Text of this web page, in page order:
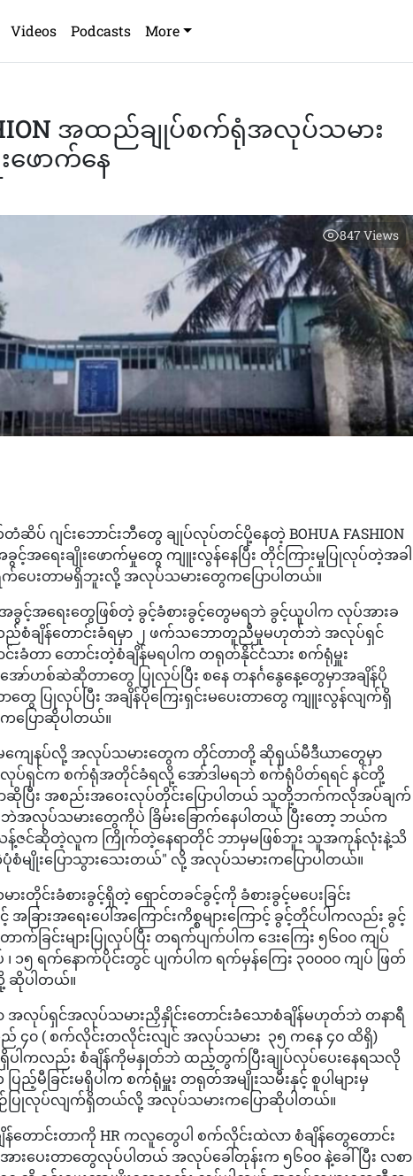
Videos Podcasts More
အထည်ချုပ်စက်ရုံအလုပ်သမား
ဖောက်နေ
847Views
ဆိပ် ဂျင်းဘောင်းဘီတွေ ချုပ်လုပ်တင်ပို့နေတဲ့ BOHUA FASHION
ခွင့်အရေးချိုးဖောက်မှုတွေ ကျူးလွန်နေပြီး တိုင်ကြားမှုပြုလုပ်တဲ့အခါ
က်ပေးတာမရှိဘူးလို့ အလုပ်သမားတွေကပြောပါတယ်။
အခွင့်အရေးတွေဖြစ်တဲ့ ခွင့်ခံစားခွင့်တွေမရဘဲ ခွင့်ယူပါက လုပ်အားခ
ည်စံချိန်တောင်းခံရမှာ ၂ ဖက်သဘောတူညီမှုမဟုတ်ဘဲ အလုပ်ရှင်
ာ တောင်းတဲ့စံချိန်မရပါက တရုတ်နိုင်ငံသား စက်ရုံမှူး
အော်ဟစ်ဆဲဆိုတာတွေ ပြုလုပ်ပြီး စနေ တနင်္ဂနွေနေ့တွေမှာအချိန်ပို
ေ ပြုလုပ်ပြီး အချိန်ပိုကြေးရှင်းမပေးတာတွေ ကျူးလွန်လျက်ရှိ
ြောဆိုပါတယ်။
မကျေနပ်လို့ အလုပ်သမားတွေက တိုင်တာတို့ ဆိုရှယ်မီဒီယာတွေမှာ
အလုပ်ရှင်က စက်ရုံအတိုင်ခံရလို့ အော်ဒါမရဘဲ စက်ရုံပိတ်ရရင် နင်တို့
ဆိုပြီး အစည်းအဝေးလုပ်တိုင်းပြောပါတယ် သူတို့ဘက်ကလိုအပ်ချက်
ဘဲအလုပ်သမားတွေကိုပဲ ခြိမ်းခြောက်နေပါတယ် ပြီးတော့ ဘယ်က
န့်ဇင်ဆိုတဲ့လူက ကြိုက်တဲ့နေရာတိုင် ဘာမှမဖြစ်ဘူး သူအကုန်လုံးနဲ့သိ
ျိုးပြောသွားသေးတယ်" လို့ အလုပ်သမားကပြောပါတယ်။
တိုင်းခံစားခွင့်ရှိတဲ့ ရှောင်တခင်ခွင့်ကို ခံစားခွင့်မပေးခြင်း
အခြားအရေးပေါ်အကြောင်းကိစ္စများကြောင့် ခွင့်တိုင်ပါကလည်း ခွင့်
ောက်ခြင်းများပြုလုပ်ပြီး တရက်ပျက်ပါက ဒေးကြေး ၅၆၀၀ ကျပ်
၊ ၁၅ ရက်နောက်ပိုင်းတွင် ပျက်ပါက ရက်မှန်ကြေး ၃၀၀၀၀ ကျပ် ဖြတ်
ဆိုပါတယ်။
အလုပ်ရှင်အလုပ်သမားညှိနှိုင်းတောင်းခံသောစံချိန်မဟုတ်ဘဲ တနာရီ
ည် ၄၀ ( စက်လိုင်းတလိုင်းလျင် အလုပ်သမား ၃၅ ကနေ ၄၀ ထိရှိ)
ရှိပါကလည်း စံချိန်ကိုမနှုတ်ဘဲ ထည့်တွက်ပြီးချုပ်လုပ်ပေးနေရသလို
မီခြင်းမရှိပါက စက်ရုံမှူး တရုတ်အမျိုးသမီးနှင့် စူပါများမှ
ဉ်ပြုလုပ်လျက်ရှိတယ်လို့ အလုပ်သမားကပြောဆိုပါတယ်။
ောင်းတာကို HR ကလူတွေပါ စက်လိုင်းထဲလာ စံချိန်တွေတောင်း
ားပေးတာတွေလုပ်ပါတယ် အလုပ်ခေါ်တုန်းက ၅၆၀၀ နဲ့ခေါ်ပြီး လစာ